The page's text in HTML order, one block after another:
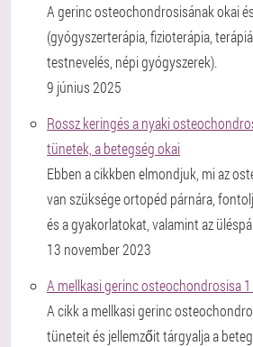
A gerinc osteochondrosisának okai
(gyógyszerterápia, fizioterápia,
testnevelés, népi gyógyszerek).
9 június 2025
Rossz keringés a nyaki
tünetek, a betegség okai
Ebben a cikkben elmondjuk, mi az
van szüksége ortopéd párnára,
és a gyakorlatokat, valamint az
13 november 2023
A mellkasi gerinc osteochondrosisa
A cikk a mellkasi gerinc
tüneteit és jellemzőit tárgyalja a